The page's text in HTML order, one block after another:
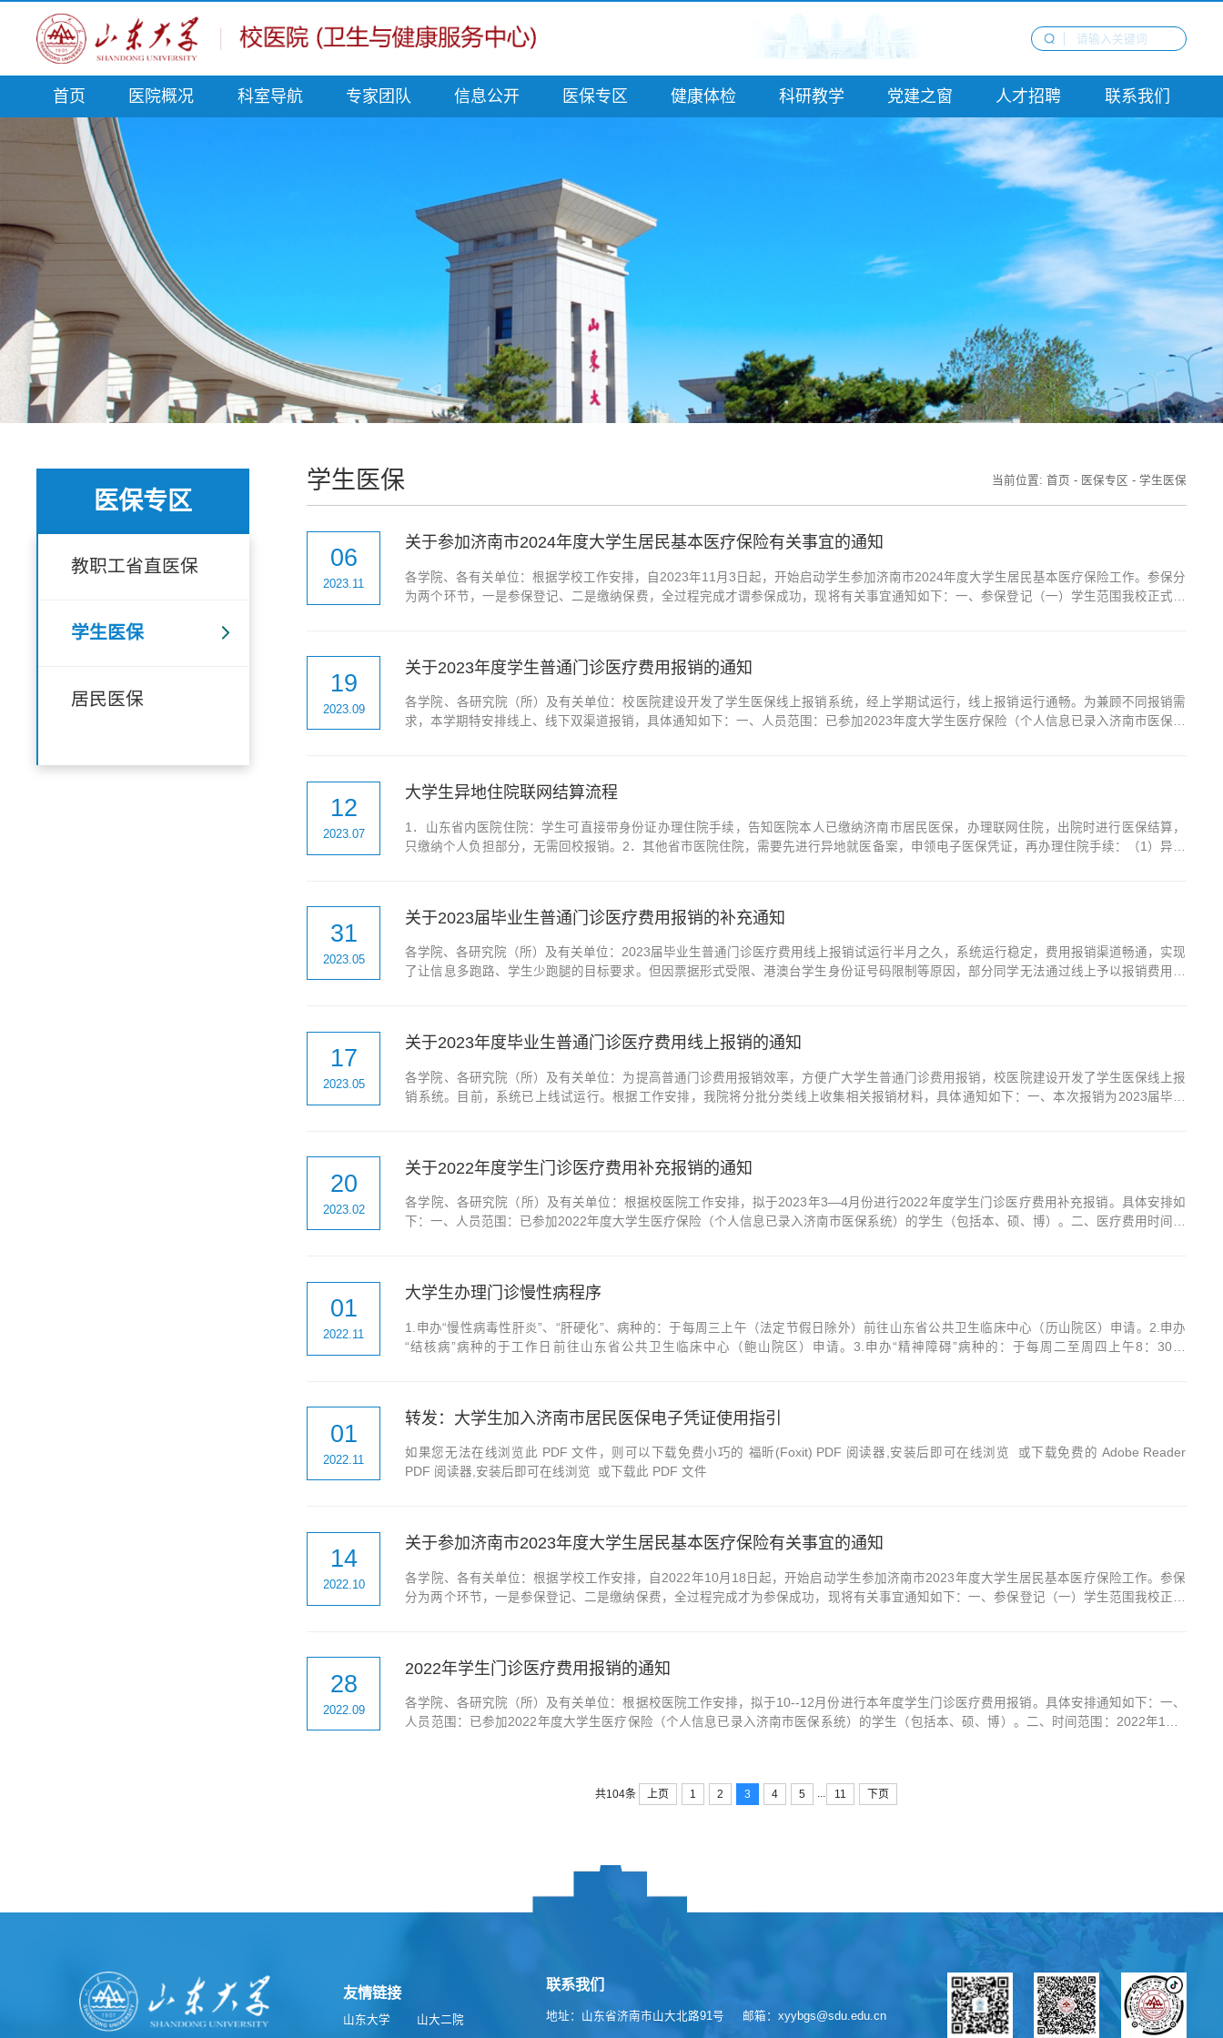
首页 医院概况 科室导航 专家团队 信息公开 医保专区 健康体检 科研教学 党建之窗 人才招聘 联系我们
医保专区
教职工省直医保
学生医保
居民医保
学生医保 当前位置: 首页 - 医保专区 - 学生医保
06
2023.11
关于参加济南市2024年度大学生居民基本医疗保险有关事宜的通知
各学院、各有关单位：根据学校工作安排，自2023年11月3日起，开始启动学生参加济南市2024年度大学生居民基本医疗保险工作。参保分
为两个环节，一是参保登记、二是缴纳保费，全过程完成才谓参保成功，现将有关事宜通知如下：一、参保登记（一）学生范围我校正式在
19
2023.09
关于2023年度学生普通门诊医疗费用报销的通知
各学院、各研究院（所）及有关单位：校医院建设开发了学生医保线上报销系统，经上学期试运行，线上报销运行通畅。为兼顾不同报销需
求，本学期特安排线上、线下双渠道报销，具体通知如下：一、人员范围：已参加2023年度大学生医疗保险（个人信息已录入济南市医保系
12
2023.07
大学生异地住院联网结算流程
1．山东省内医院住院：学生可直接带身份证办理住院手续，告知医院本人已缴纳济南市居民医保，办理联网住院，出院时进行医保结算，
只缴纳个人负担部分，无需回校报销。2．其他省市医院住院，需要先进行异地就医备案，申领电子医保凭证，再办理住院手续：（1）异地
31
2023.05
关于2023届毕业生普通门诊医疗费用报销的补充通知
各学院、各研究院（所）及有关单位：2023届毕业生普通门诊医疗费用线上报销试运行半月之久，系统运行稳定，费用报销渠道畅通，实现
了让信息多跑路、学生少跑腿的目标要求。但因票据形式受限、港澳台学生身份证号码限制等原因，部分同学无法通过线上予以报销费用。
17
2023.05
关于2023年度毕业生普通门诊医疗费用线上报销的通知
各学院、各研究院（所）及有关单位：为提高普通门诊费用报销效率，方便广大学生普通门诊费用报销，校医院建设开发了学生医保线上报
销系统。目前，系统已上线试运行。根据工作安排，我院将分批分类线上收集相关报销材料，具体通知如下：一、本次报销为2023届毕业
20
2023.02
关于2022年度学生门诊医疗费用补充报销的通知
各学院、各研究院（所）及有关单位：根据校医院工作安排，拟于2023年3—4月份进行2022年度学生门诊医疗费用补充报销。具体安排如
下：一、人员范围：已参加2022年度大学生医疗保险（个人信息已录入济南市医保系统）的学生（包括本、硕、博）。二、医疗费用时间范
01
2022.11
大学生办理门诊慢性病程序
1.申办“慢性病毒性肝炎”、“肝硬化”、病种的：于每周三上午（法定节假日除外）前往山东省公共卫生临床中心（历山院区）申请。2.申办
“结核病”病种的于工作日前往山东省公共卫生临床中心（鲍山院区）申请。3.申办“精神障碍”病种的：于每周二至周四上午8：30～
01
2022.11
转发：大学生加入济南市居民医保电子凭证使用指引
如果您无法在线浏览此 PDF 文件，则可以下载免费小巧的 福昕(Foxit) PDF 阅读器,安装后即可在线浏览 或下载免费的 Adobe Reader
PDF 阅读器,安装后即可在线浏览 或下载此 PDF 文件
14
2022.10
关于参加济南市2023年度大学生居民基本医疗保险有关事宜的通知
各学院、各有关单位：根据学校工作安排，自2022年10月18日起，开始启动学生参加济南市2023年度大学生居民基本医疗保险工作。参保
分为两个环节，一是参保登记、二是缴纳保费，全过程完成才为参保成功，现将有关事宜通知如下：一、参保登记（一）学生范围我校正式
28
2022.09
2022年学生门诊医疗费用报销的通知
各学院、各研究院（所）及有关单位：根据校医院工作安排，拟于10--12月份进行本年度学生门诊医疗费用报销。具体安排通知如下：一、
人员范围：已参加2022年度大学生医疗保险（个人信息已录入济南市医保系统）的学生（包括本、硕、博）。二、时间范围：2022年1月1
共104条 上页 1 2 3 4 5 ... 11 下页
友情链接
山东大学 山大二院
联系我们
地址：山东省济南市山大北路91号 邮箱：xyybgs@sdu.edu.cn